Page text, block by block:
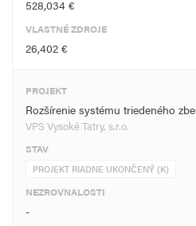
528,034 €
VLASTNÉ ZDROJE
26,402 €
PROJEKT
Rozšírenie systému triedeného
VPS Vysoké Tatry, s.r.o.
STAV
PROJEKT RIADNE UKONČENÝ (K)
NEZROVNALOSTI
-